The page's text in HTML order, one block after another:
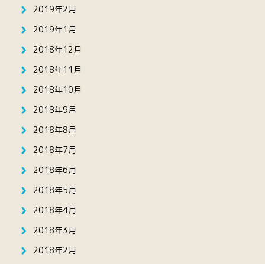
2019年2月
2019年1月
2018年12月
2018年11月
2018年10月
2018年9月
2018年8月
2018年7月
2018年6月
2018年5月
2018年4月
2018年3月
2018年2月